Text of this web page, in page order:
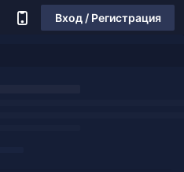
Вход / Регистрация